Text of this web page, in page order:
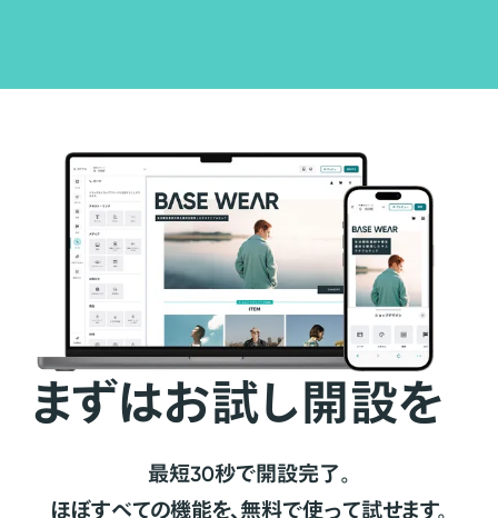
まずはお試し開設を
最短30秒で開設完了。
ほぼすべての機能を、無料で使って試せます。